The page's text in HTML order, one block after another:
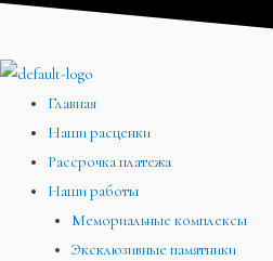
Перейти
содержимому
Главная
Наши расценки
Рассрочка платежа
Наши работы
Мемориальные комплексы
Эксклюзивные памятники